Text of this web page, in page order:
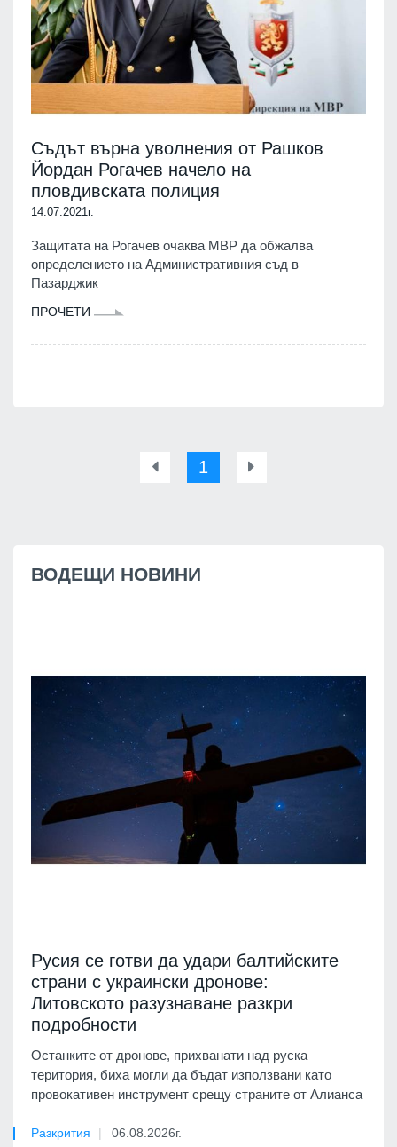
Съдът върна уволнения от Рашков
Йордан Рогачев начело на
пловдивската полиция
14.07.2021г.
Защитата на Рогачев очаква МВР да обжалва
определението на Административния съд в
Пазарджик
ПРОЧЕТИ
1
ВОДЕЩИ НОВИНИ
Русия се готви да удари балтийските
страни с украински дронове:
Литовското разузнаване разкри
подробности
Останките от дронове, прихванати над руска
територия, биха могли да бъдат използвани като
провокативен инструмент срещу страните от Алианса
Разкрития 06.08.2026г.